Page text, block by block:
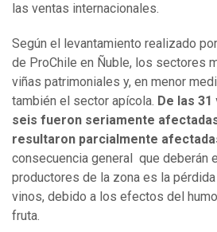
las ventas internacionales.
Según el levantamiento realizado
de ProChile en Ñuble, los sectores
viñas patrimoniales y, en menor
también el sector apícola. De las
seis fueron seriamente
resultaron parcialmente
consecuencia general que deberán
productores de la zona es la
vinos, debido a los efectos del
fruta.